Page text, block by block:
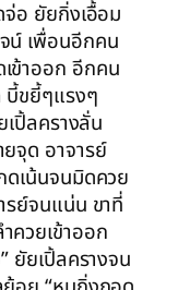
อ ยัยกิ่งเอื้อม
น์ เพื่อนอีกคน
ข้าออก อีกคน
ขยี้ๆแรงๆ
ปิ้ลครางลั่น
จุด อาจารย์
ดเน้นจนมิดควย
รย์จนแน่น ขาที่
ควยเข้าออก
ยัยเปิ้ลครางจน